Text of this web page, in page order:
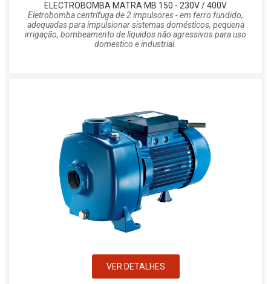
ELECTROBOMBA MATRA MB 150 - 230V / 400V
Eletrobomba centrífuga de 2 impulsores - em ferro fundido,
adequadas para impulsionar sistemas domésticos, pequena
irrigação, bombeamento de líquidos não agressivos para uso
domestico e industrial.
VER DETALHES